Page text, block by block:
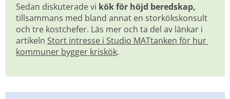
Sedan diskuterade vi
tillsammans med bland annat en storkökskonsult
och tre kostchefer. Läs mer och ta del av länkar i
artikeln Stort intresse i Studio MATtanken för hur
kommuner bygger kriskök.